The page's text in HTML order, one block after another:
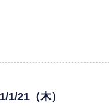
1/21（木）